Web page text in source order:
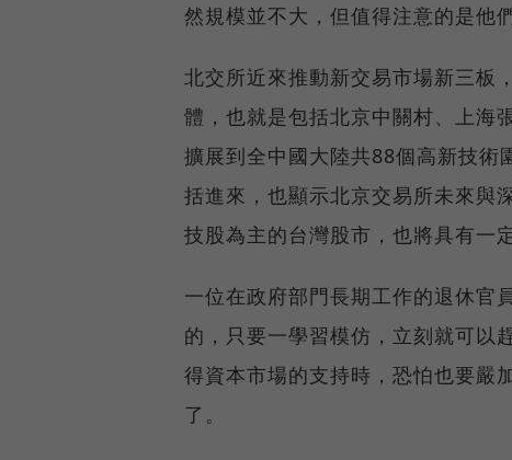
然規模並不大，但值得注意的是他
北交所近來推動新交易市場新三板
體，也就是包括北京中關村、上海
擴展到全中國大陸共88個高新技術
括進來，也顯示北京交易所未來與
技股為主的台灣股市，也將具有一
一位在政府部門長期工作的退休官
的，只要一學習模仿，立刻就可以
得資本市場的支持時，恐怕也要嚴
了。